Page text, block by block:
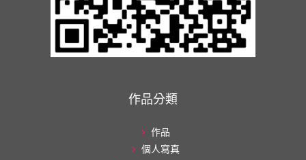
作品分類
作品
個人寫真